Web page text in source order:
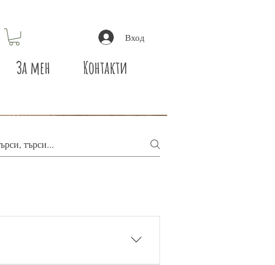
За мен Контакти
Вход